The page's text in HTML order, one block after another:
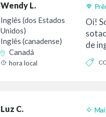
CONTACTOS
Wendy L.
Inglês (dos Estados
Unidos)
Inglês (canadense)
Canadá
hora local
Oi!
de
Luz C.